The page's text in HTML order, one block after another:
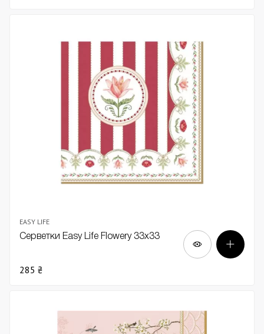
EASY LIFE
Серветки Easy Life Flowery 33х33
285 ₴